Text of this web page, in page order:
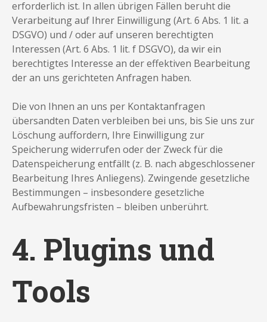
erforderlich ist. In allen übrigen Fällen beruht die
Verarbeitung auf Ihrer Einwilligung (Art. 6 Abs. 1 lit. a
DSGVO) und / oder auf unseren berechtigten
Interessen (Art. 6 Abs. 1 lit. f DSGVO), da wir ein
berechtigtes Interesse an der effektiven Bearbeitung
der an uns gerichteten Anfragen haben.
Die von Ihnen an uns per Kontaktanfragen
übersandten Daten verbleiben bei uns, bis Sie uns zur
Löschung auffordern, Ihre Einwilligung zur
Speicherung widerrufen oder der Zweck für die
Datenspeicherung entfällt (z. B. nach abgeschlossener
Bearbeitung Ihres Anliegens). Zwingende gesetzliche
Bestimmungen – insbesondere gesetzliche
Aufbewahrungsfristen – bleiben unberührt.
4. Plugins und
Tools